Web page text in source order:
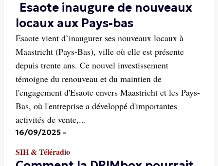
Esaote inaugure de nouveaux
locaux aux Pays-bas
Esaote vient d’inaugurer ses nouveaux locaux à
Maastricht (Pays-Bas), ville où elle est présente
depuis trente ans. Ce nouvel investissement
témoigne du renouveau et du maintien de
l'engagement d'Esaote envers Maastricht et les Pays-
Bas, où l'entreprise a développé d'importantes
activités de vente,...
16/09/2025 -
SIH & Téléradio